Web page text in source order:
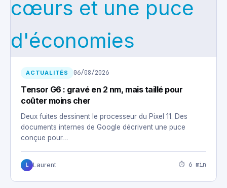
ACTUALITÉS 06/08/2026
Tensor G6 : gravé en 2 nm, mais taillé pour
coûter moins cher
Deux fuites dessinent le processeur du Pixel 11. Des
documents internes de Google décrivent une puce
conçue pour…
L Laurent ⏱ 6 min